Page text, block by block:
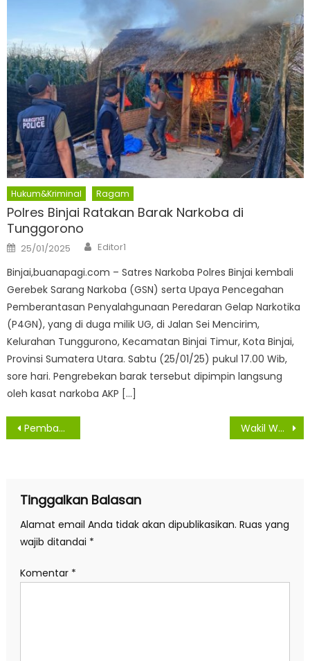
Hukum&Kriminal Ragam
Polres Binjai Ratakan Barak Narkoba di
Tunggorono
Posted
on
25/01/2025 Author
Editor1
Binjai,buanapagi.com – Satres Narkoba Polres Binjai kembali
Gerebek Sarang Narkoba (GSN) serta Upaya Pencegahan
Pemberantasan Penyalahgunaan Peredaran Gelap Narkotika
(P4GN), yang di duga milik UG, di Jalan Sei Mencirim,
Kelurahan Tunggurono, Kecamatan Binjai Timur, Kota Binjai,
Provinsi Sumatera Utara. Sabtu (25/01/25) pukul 17.00 Wib,
sore hari. Pengrebekan barak tersebut dipimpin langsung
oleh kasat narkoba AKP […]
Navigasi
Pembangunan SPBU Shell Jalan Wahidin Ditolak Warga, Hasyim : Lapor Kepada Bobby Nasution Wakil Wali Kota Medan Dukung Program Bedah Musholah ISNU Kota Medan
Tinggalkan Balasan
Alamat email Anda tidak akan dipublikasikan. Ruas yang
wajib ditandai *
Komentar *